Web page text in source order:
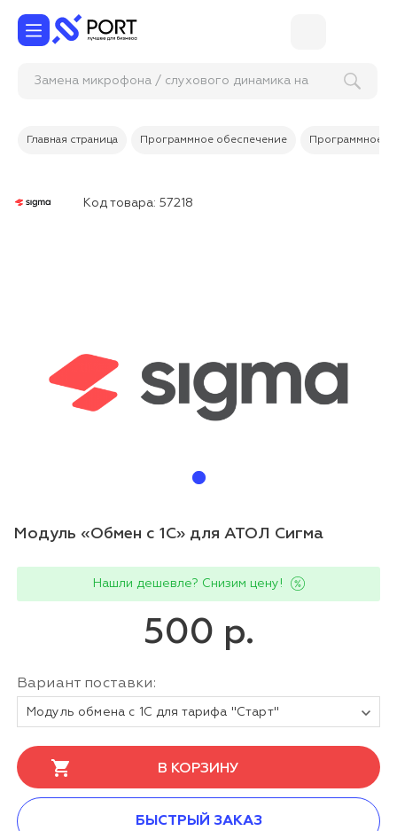
Замена микрофона / слухового динамика на
Главная страница Программное обеспечение Программное
Код товара: 57218
Модуль «Обмен с 1С» для АТОЛ Сигма
Нашли дешевле? Снизим цену!
500 р.
Вариант поставки:
Модуль обмена с 1С для тарифа "Старт"
В КОРЗИНУ
БЫСТРЫЙ ЗАКАЗ